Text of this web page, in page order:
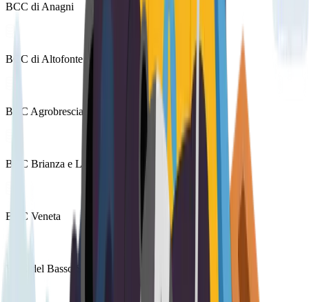
BCC di Anagni
BCC di Altofonte e Caccamo
BCC Agrobresciano
BCC Brianza e Laghi
BCC Veneta
BCC del Basso Sebino